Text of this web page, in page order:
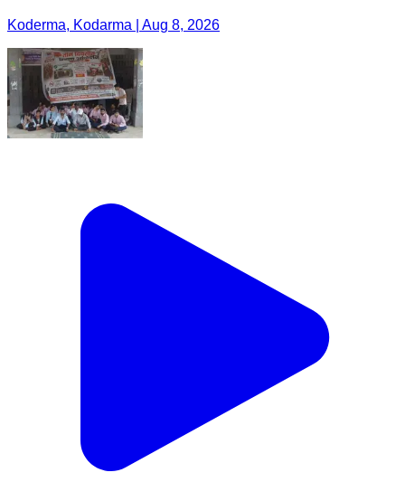
Koderma, Kodarma | Aug 8, 2026